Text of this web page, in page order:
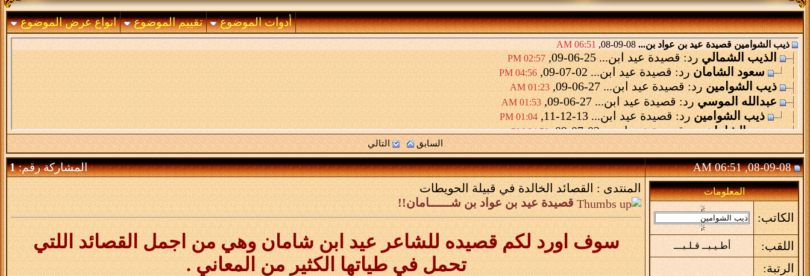
أدوات الموضوع تقييم الموضوع انواع عرض الموضوع
ذيب الشوامين قصيدة عيد بن عواد بن... 06:51 AM
الذيب الشمالي رد: قصيدة عيد ابن... 02:57 PM
سعود الشامان رد: قصيدة عيد ابن... 04:56 PM
ذيب الشوامين رد: قصيدة عيد ابن... 01:23 AM
عبدالله الموسي رد: قصيدة عيد ابن... 01:53 AM
ذيب الشوامين رد: قصيدة عيد ابن... 01:04 PM
سعود الشامان رد: قصيدة عيد ابن...02-07-09,
04:50 PM
ندى الصبح سلمت اخ ذيب على القصة هذي...20-12-09,
04:57 PM
ذيب الشوامين كل الشكر لك ِ اختي على هذه...20-12-09,
05:30 PM
عايض الحويطي رد: قصيدة عيد بن عواد بن...13-12-11,
01:43 PM
زعيم رد: قصيدة عيد بن عواد بن...13-12-11,
03:03 PM
السيد سالم رد: قصيدة عيد بن عواد بن...07-02-12,
11:04 PM
إحساس الأصايل رد: قصيدة عيد بن عواد بن... 11:13 PM
السابق التالي
08-09-08, 06:51 AM المشاركة رقم:1
المعلومات
الكاتب:
اللقب: أطـيـبــ قـلـبـــ
الرتبة:
المنتدى : القصائد الخالدة في قبيلة الحويطات
قصيدة عيد بن عواد بن شــــــامان!!
سوف اورد لكم قصيده للشاعر عيد ابن شامان وهي من اجمل القصائد اللتي
تحمل في طياتها الكثير من المعاني .